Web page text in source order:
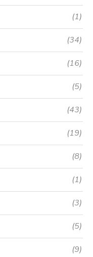
(1)
(34)
(16)
(5)
(43)
(19)
(8)
(1)
(3)
(5)
(9)